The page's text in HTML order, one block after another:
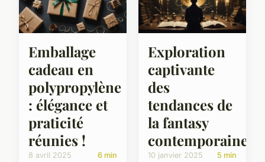
Emballage
cadeau en
polypropylène
: élégance et
praticité
réunies !
8 avril 2025 6 min
Exploration
captivante
des
tendances de
la fantasy
contemporaine
10 janvier 2025 5 min